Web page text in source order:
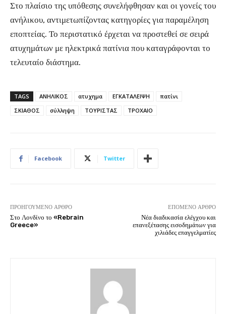
Στο πλαίσιο της υπόθεσης συνελήφθησαν και οι γονείς του
ανήλικου, αντιμετωπίζοντας κατηγορίες για παραμέληση
εποπτείας. Το περιστατικό έρχεται να προστεθεί σε σειρά
ατυχημάτων με ηλεκτρικά πατίνια που καταγράφονται το
τελευταίο διάστημα.
TAGS ΑΝΗΛΙΚΟΣ ατυχημα ΕΓΚΑΤΑΛΕΙΨΗ
πατίνι
ΣΚΙΑΘΟΣ
σύλληψη ΤΟΥΡΙΣΤΑΣ ΤΡΟΧΑΙΟ
Facebook Twitter
ΠΡΟΗΓΟΎΜΕΝΟ ΆΡΘΡΟ
Στο Λονδίνο το «Rebrain
Greece»
ΕΠΌΜΕΝΟ ΆΡΘΡΟ
Νέα διαδικασία ελέγχου και
επανεξέτασης εισοδημάτων για
χιλιάδες επαγγελματίες